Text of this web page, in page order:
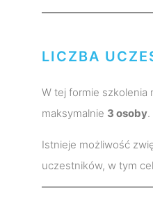
LICZBA
W tej formie szkolenia
maksymalnie 3 osoby.
Istnieje możliwość
uczestników, w tym